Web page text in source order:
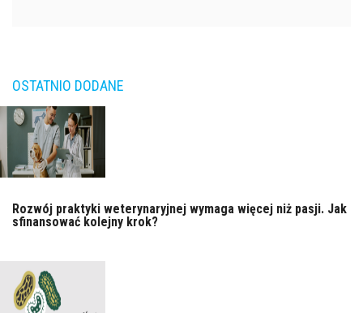
OSTATNIO DODANE
Rozwój praktyki weterynaryjnej wymaga więcej niż pasji. Jak
sfinansować kolejny krok?